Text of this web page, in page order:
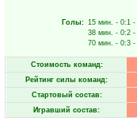
Голы: 15 мин. - 0:1 -
38 мин. - 0:2 -
70 мин. - 0:3 -
Стоимость команд:
Рейтинг силы команд:
Стартовый состав:
Игравший состав: